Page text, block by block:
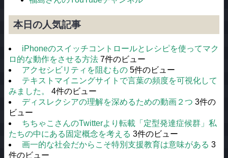
本日の人気記事
iPhoneのスイッチコントロールとレシピを使ってマク
ロ的な動作をさせる方法 7件のビュー
アクセシビリティを阻むもの 5件のビュー
テキストマイニングサイトで言葉の頻度を可視化して
みました。
4件のビュー
ディスレクシアの理解を深めるための動画２つ 3件の
ビュー
ちちゃこさんのTwitterより転載「定型発達症候群」私
たちの中にある固定概念を考える 3件のビュー
画一的な社会だからこそ特別支援教育は意味がある 3
件のビュー